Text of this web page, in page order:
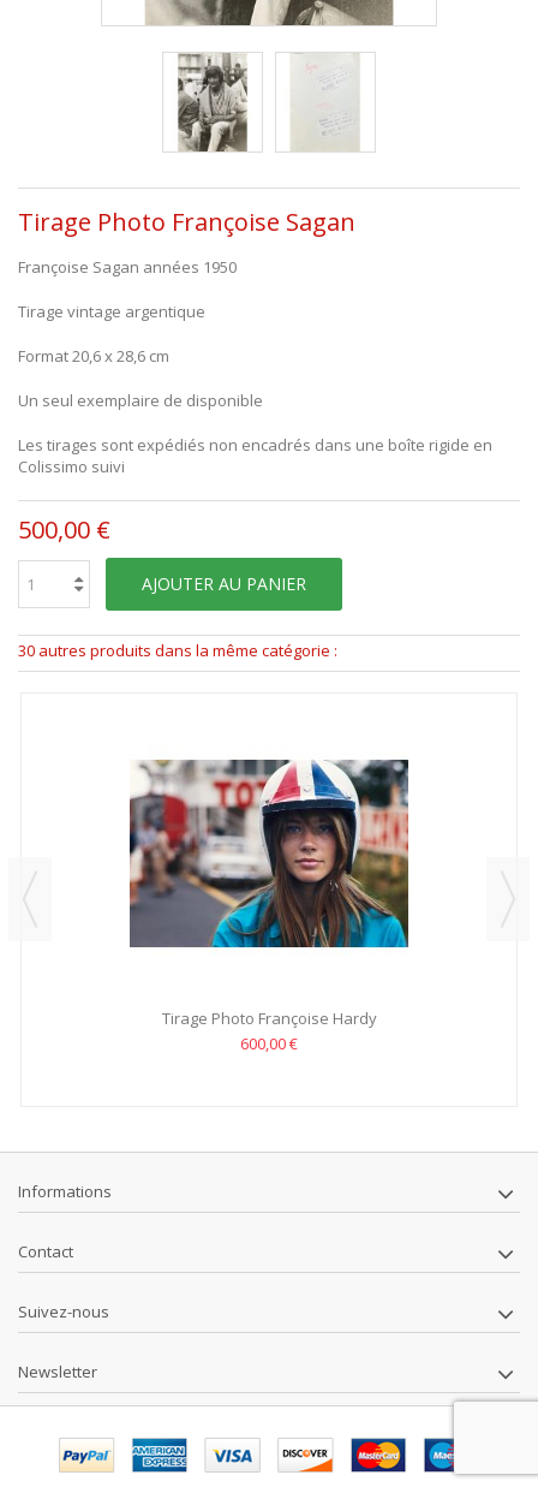
Tirage Photo Françoise Sagan
Françoise Sagan années 1950
Tirage vintage argentique
Format 20,6 x 28,6 cm
Un seul exemplaire de disponible
Les tirages sont expédiés non encadrés dans une boîte rigide en
Colissimo suivi
500,00 €
AJOUTER AU PANIER
30 autres produits dans la même catégorie :
Tirage Photo Françoise Hardy
600,00 €
Informations
Contact
Suivez-nous
Newsletter